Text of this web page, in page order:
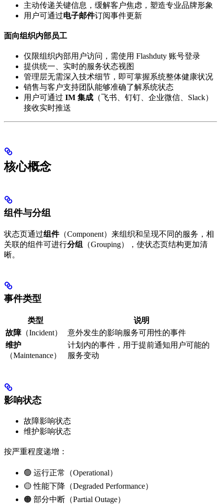
主动传递关键信息，缓解客户焦虑，塑造专业品牌形象
用户可通过电子邮件订阅事件更新
面向组织内部员工
仅限组织内部用户访问，需使用 Flashduty 账号登录
提供统一、实时的服务状态视图
管理层无需深入技术细节，即可掌握系统整体健康状况
销售与客户支持团队能够准确了解系统状态
用户可通过 IM 集成 （飞书、钉钉、企业微信、Slack）
接收实时推送
核心概念
组件与分组
状态页通过组件（Component）来组织和呈现不同的服务，相
关联的组件可进行分组
（Grouping），使状态页结构更加清
晰。
事件类型
类型
说明
故障（Incident）
意外发生的影响服务可用性的事件
维护
（Maintenance）
计划内的事件，用于提前通知用户可能的
服务变动
影响状态
故障影响状态
维护影响状态
按严重程度递增：
🟢 运行正常（Operational）
🟡 性能下降（Degraded Performance）
🟠 部分中断（Partial Outage）